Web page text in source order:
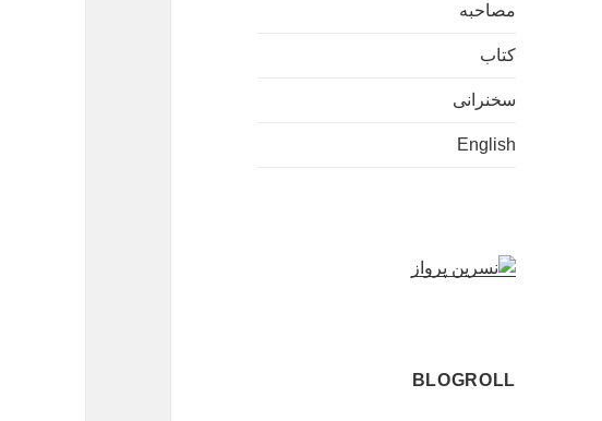
مصاحبه
کتاب
سخنرانی
English
BLOGROLL